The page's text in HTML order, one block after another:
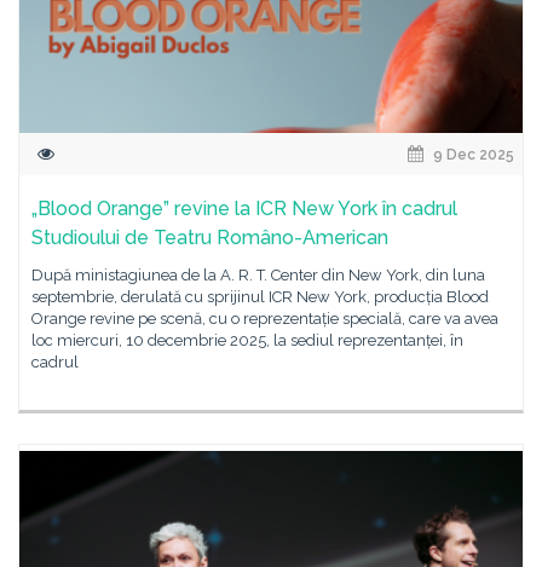
9 Dec 2025
„Blood Orange” revine la ICR New York în cadrul
Studioului de Teatru Româno-American
După ministagiunea de la A. R. T. Center din New York, din luna
septembrie, derulată cu sprijinul ICR New York, producția Blood
Orange revine pe scenă, cu o reprezentație specială, care va avea
loc miercuri, 10 decembrie 2025, la sediul reprezentanței, în
cadrul